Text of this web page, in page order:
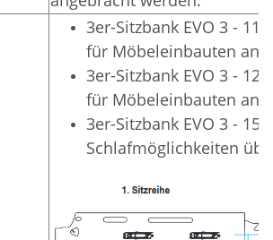
3er-Sitzbank EVO 3 -
für Möbeleinbauten an
3er-Sitzbank EVO 3 -
für Möbeleinbauten an
3er-Sitzbank EVO 3 -
Schlafmöglichkeiten